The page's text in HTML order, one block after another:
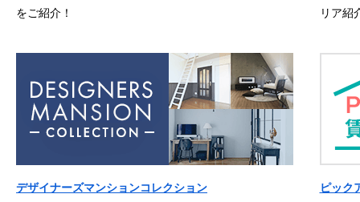
をご紹介！
リア紹
デザイナーズマンションコレクション
ピック